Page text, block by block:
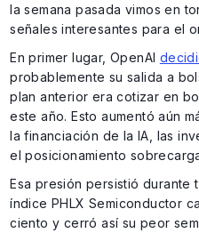
la semana pasada vimos en
señales interesantes para el
En primer lugar, OpenAI
probablemente su salida a
plan anterior era cotizar en
este año. Esto aumentó aún
la financiación de la IA, las
el posicionamiento
Esa presión persistió durante
índice PHLX Semiconductor
ciento y cerró así su peor